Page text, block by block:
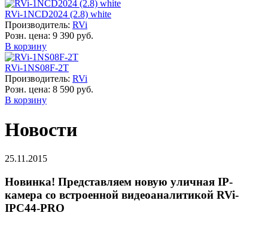
RVi-1NCD2024 (2.8) white
Производитель: RVi
Розн. цена: 9 390 руб.
В корзину
RVi-1NS08F-2T
Производитель: RVi
Розн. цена: 8 590 руб.
В корзину
Новости
25.11.2015
Новинка! Представляем новую уличная IP-
камера со встроенной видеоаналитикой RVi-
IPC44-PRO